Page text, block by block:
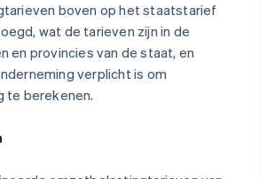
boven op het staatstarief
wat de tarieven zijn in de
en provincies van de staat, en
verplicht is om
te berekenen.